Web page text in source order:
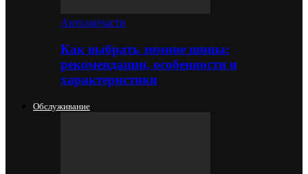
Автозапчасти
Как выбрать зимние шины:
рекомендации, особенности и
характеристики
Обслуживание